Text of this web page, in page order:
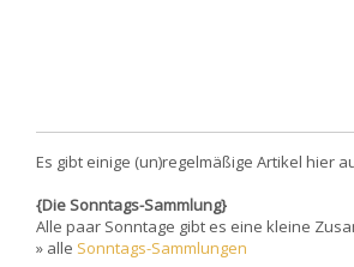
Es gibt einige (un)regelmäßige Artikel hier
{Die Sonntags-Sammlung}
Alle paar Sonntage gibt es eine kleine
» alle Sonntags-Sammlungen